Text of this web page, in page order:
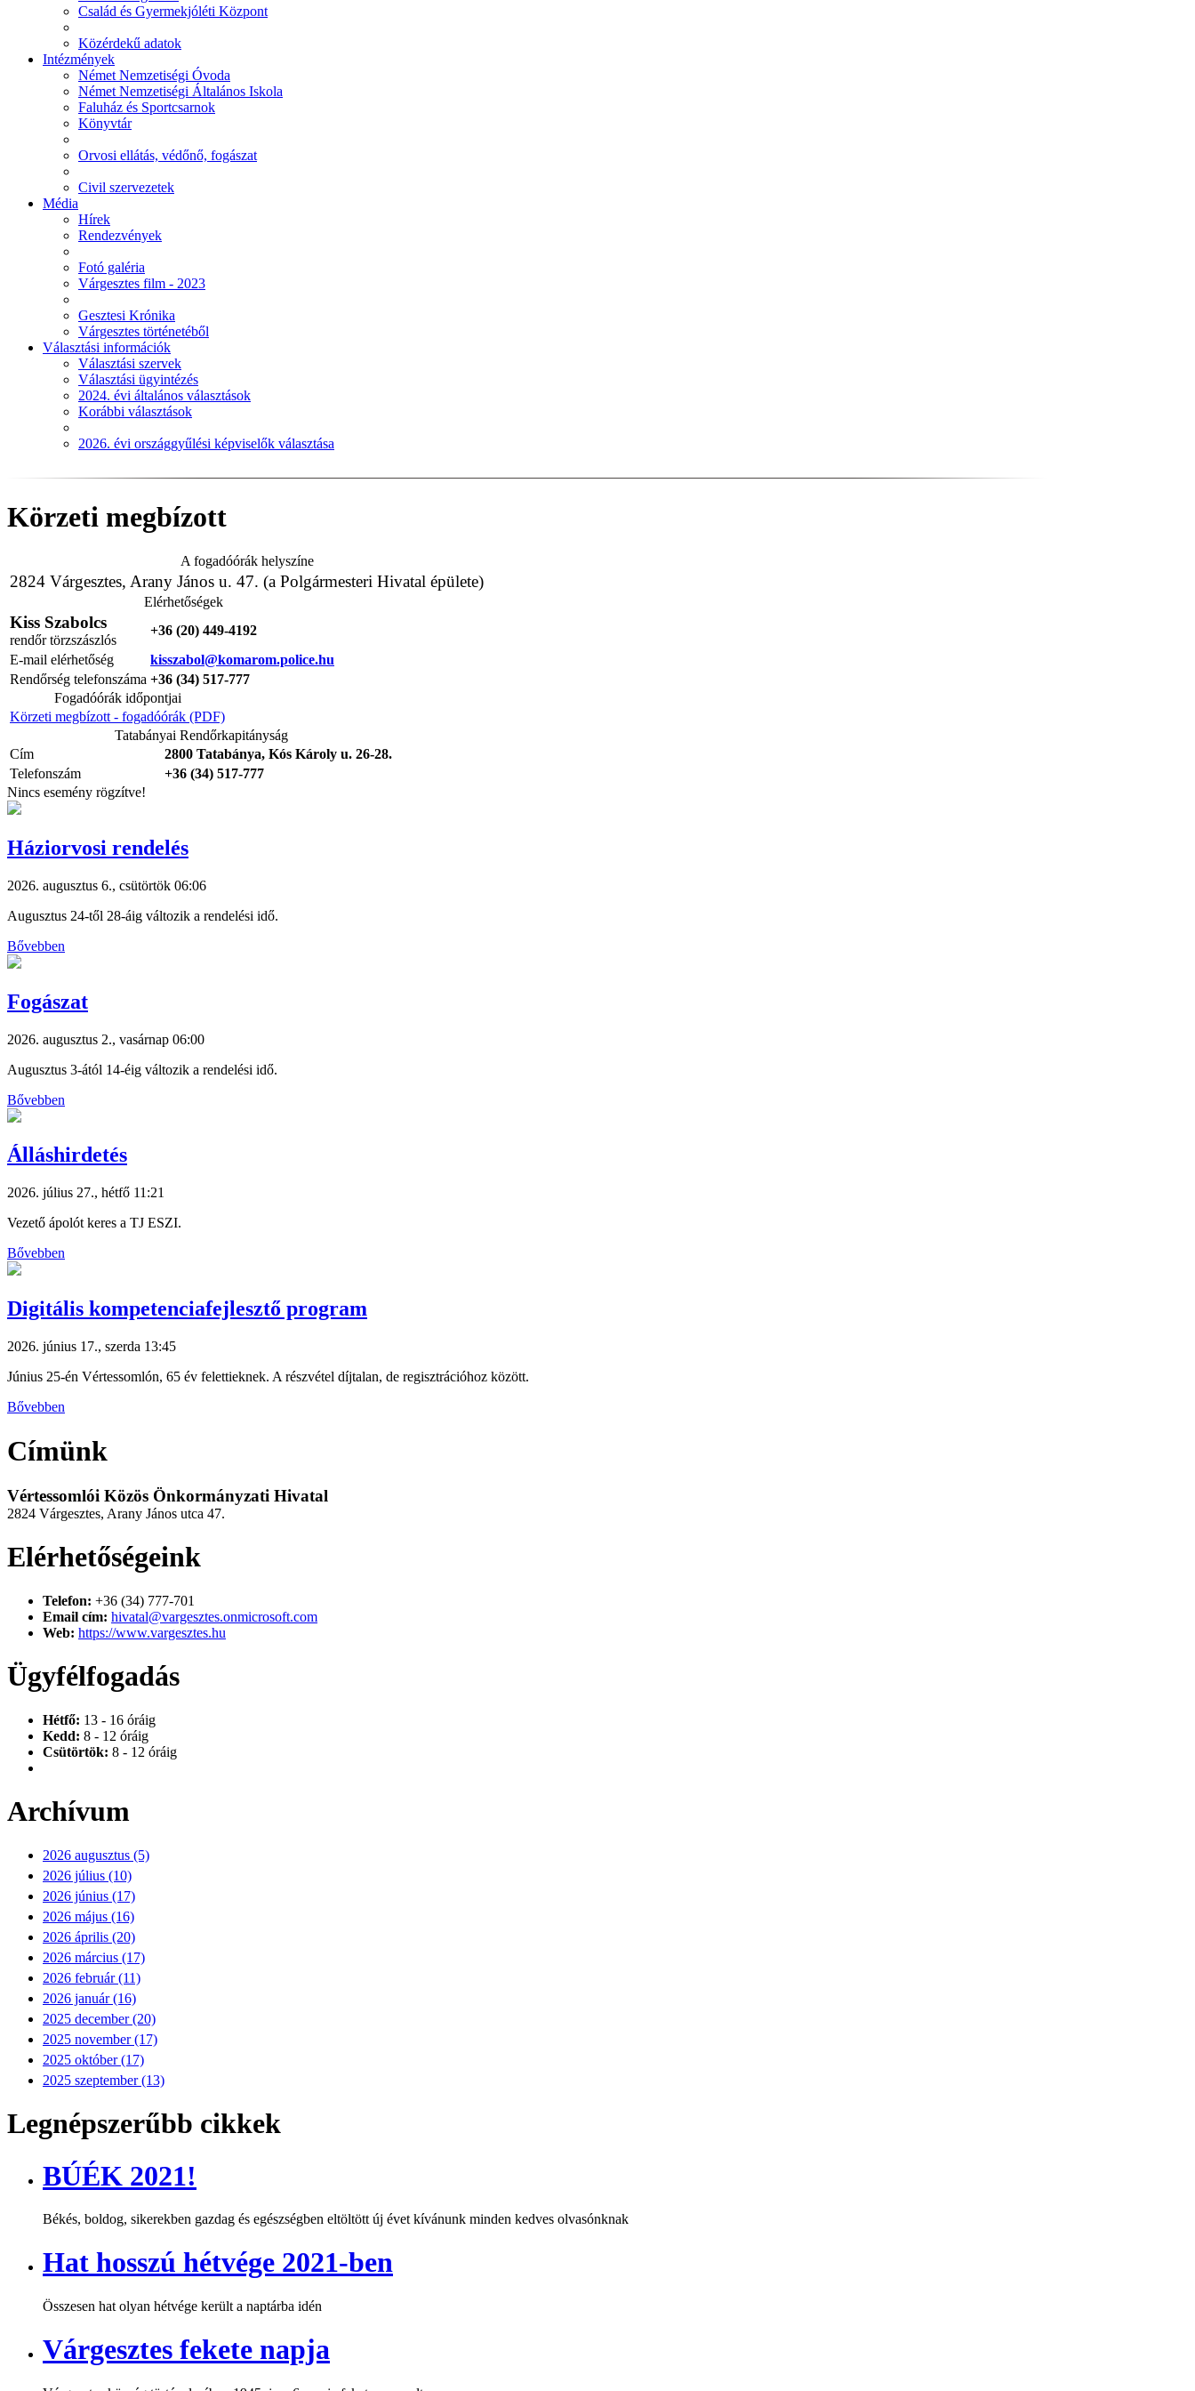
Család és Gyermekjóléti Központ
Közérdekű adatok
Intézmények
Német Nemzetiségi Óvoda
Német Nemzetiségi Általános Iskola
Faluház és Sportcsarnok
Könyvtár
Orvosi ellátás, védőnő, fogászat
Civil szervezetek
Média
Hírek
Rendezvények
Fotó galéria
Várgesztes film - 2023
Gesztesi Krónika
Várgesztes történetéből
Választási információk
Választási szervek
Választási ügyintézés
2024. évi általános választások
Korábbi választások
2026. évi országgyűlési képviselők választása
Körzeti megbízott
A fogadóórák helyszíne
2824 Várgesztes, Arany János u. 47. (a Polgármesteri Hivatal épülete)
Elérhetőségek
Kiss Szabolcs
rendőr törzszászlós
+36 (20) 449-4192
E-mail elérhetőség
kisszabol@komarom.police.hu
Rendőrség telefonszáma +36 (34) 517-777
Fogadóórák időpontjai
Körzeti megbízott - fogadóórák (PDF)
Tatabányai Rendőrkapitányság
Cím
2800 Tatabánya, Kós Károly u. 26-28.
Telefonszám
+36 (34) 517-777
Nincs esemény rögzítve!
Háziorvosi rendelés
2026. augusztus 6., csütörtök 06:06
Augusztus 24-től 28-áig változik a rendelési idő.
Bővebben
Fogászat
2026. augusztus 2., vasárnap 06:00
Augusztus 3-ától 14-éig változik a rendelési idő.
Bővebben
Álláshirdetés
2026. július 27., hétfő 11:21
Vezető ápolót keres a TJ ESZI.
Bővebben
Digitális kompetenciafejlesztő program
2026. június 17., szerda 13:45
Június 25-én Vértessomlón, 65 év felettieknek. A részvétel díjtalan, de regisztrációhoz között.
Bővebben
Címünk
Vértessomlói Közös Önkormányzati Hivatal
2824 Várgesztes, Arany János utca 47.
Elérhetőségeink
Telefon: +36 (34) 777-701
Email cím: hivatal@vargesztes.onmicrosoft.com
Web: https://www.vargesztes.hu
Ügyfélfogadás
Hétfő: 13 - 16 óráig
Kedd: 8 - 12 óráig
Csütörtök: 8 - 12 óráig
Archívum
2026 augusztus (5)
2026 július (10)
2026 június (17)
2026 május (16)
2026 április (20)
2026 március (17)
2026 február (11)
2026 január (16)
2025 december (20)
2025 november (17)
2025 október (17)
2025 szeptember (13)
Legnépszerűbb cikkek
BÚÉK 2021!
Békés, boldog, sikerekben gazdag és egészségben eltöltött új évet kívánunk minden kedves olvasónknak
Hat hosszú hétvége 2021-ben
Összesen hat olyan hétvége került a naptárba idén
Várgesztes fekete napja